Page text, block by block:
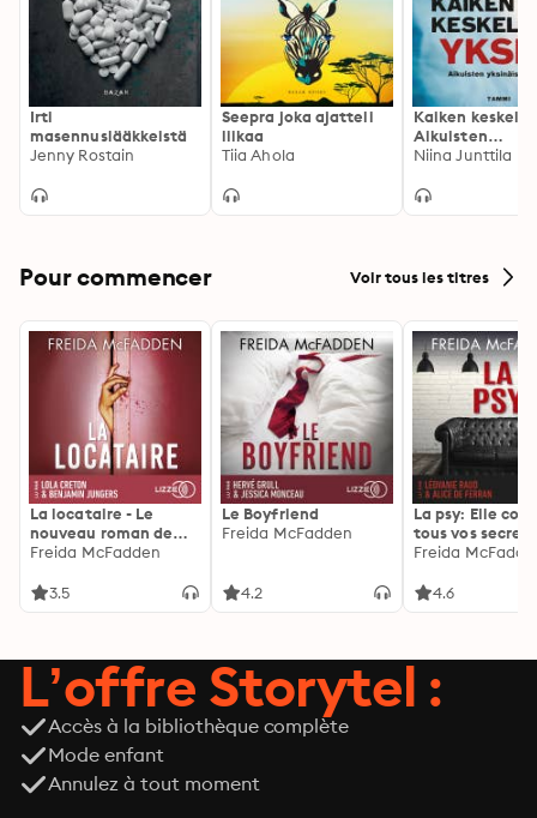
Irti
masennuslääkkeistä
Jenny Rostain
Seepra joka ajatteli
liikaa
Tiia Ahola
Kaiken keskellä
Aikuisten
yksinäisyydestä
Niina Junttila
Pour commencer Voir tous les titres
La locataire - Le
nouveau roman de
l'autrice de La femme
Freida McFadden
3.5
Le Boyfriend
Freida McFadden
4.2
La psy: Elle
tous vos
découvrez les
Freida
4.6
L’offre Storytel :
Accès à la bibliothèque complète
Mode enfant
Annulez à tout moment